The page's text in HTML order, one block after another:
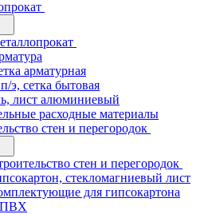
арматурная
э, сетка бытовая
лист алюминиевый
расходные материалы
стен и перегородок
стен и перегородок
стекломагниевый лист
для гипсокартона
ПВХ